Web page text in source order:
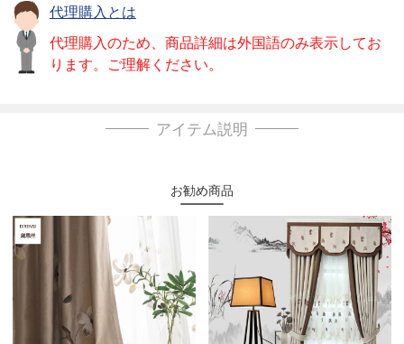
代理購入とは
代理購入のため、商品詳細は外国語のみ表示してお
ります。ご理解ください。
アイテム説明
お勧め商品